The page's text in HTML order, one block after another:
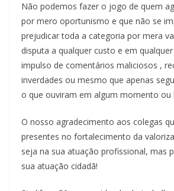
Não podemos fazer o jogo de quem
por mero oportunismo e que não se
prejudicar toda a categoria por mera
disputa a qualquer custo e em
impulso de comentários maliciosos ,
inverdades ou mesmo que apenas
o que ouviram em algum momento ou
O nosso agradecimento aos colegas
presentes no fortalecimento da
seja na sua atuação profissional, mas
sua atuação cidadã!